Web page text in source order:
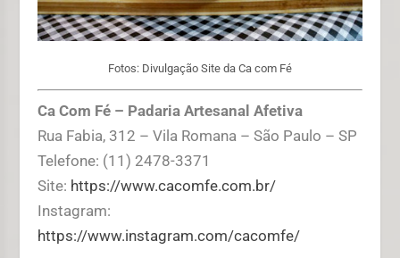
Fotos: Divulgação Site da Ca com Fé
Ca Com Fé – Padaria Artesanal Afetiva
Rua Fabia, 312 – Vila Romana – São Paulo – SP
Telefone: (11) 2478-3371
Site: https://www.cacomfe.com.br/
Instagram:
https://www.instagram.com/cacomfe/